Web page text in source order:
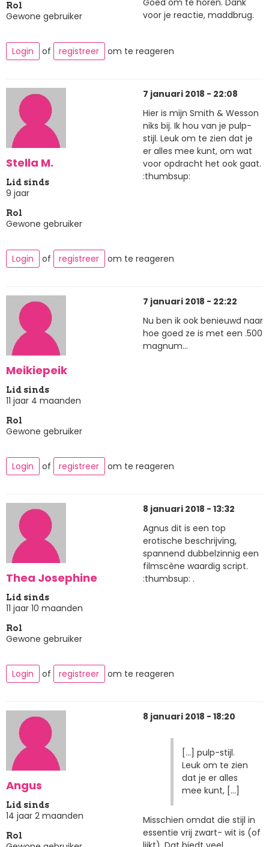
Rol
Gewone gebruiker
voor je reactie, maddbrug.
Login of registreer om te reageren
Stella M.
Lid sinds
9 jaar
Rol
Gewone gebruiker
7 januari 2018 - 22:08
Hier is mijn Smith & Wesson
niks bij. Ik hou van je pulp-
stijl. Leuk om te zien dat je
er alles mee kunt, om wat
voor opdracht het ook gaat.
:thumbsup:
Login of registreer om te reageren
Meikiepeik
Lid sinds
11 jaar 4 maanden
Rol
Gewone gebruiker
7 januari 2018 - 22:22
Nu ben ik ook benieuwd naar
hoe goed ze is met een .500
magnum...
Login of registreer om te reageren
Thea Josephine
Lid sinds
11 jaar 10 maanden
Rol
Gewone gebruiker
8 januari 2018 - 13:32
Agnus dit is een top
erotische beschrijving,
spannend dubbelzinnig een
filmscène waardig script.
:thumbsup: .
Login of registreer om te reageren
Angus
Lid sinds
14 jaar 2 maanden
Rol
8 januari 2018 - 18:20
[...] pulp-stijl.
Leuk om te zien
dat je er alles
mee kunt, [...]
Misschien omdat die stijl in
essentie vrij zwart- wit is (of